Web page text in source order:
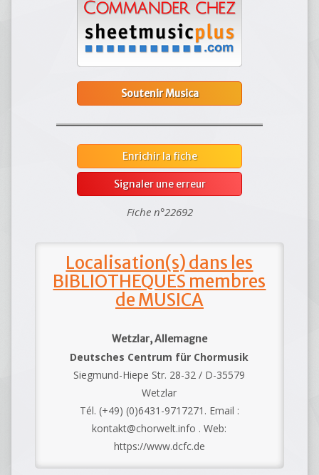
Soutenir Musica
Enrichir la fiche
Signaler une erreur
Fiche n°22692
Localisation(s) dans les
BIBLIOTHEQUES membres
de MUSICA
Wetzlar, Allemagne
Deutsches Centrum für Chormusik
Siegmund-Hiepe Str. 28-32 / D-35579
Wetzlar
Tél. (+49) (0)6431-9717271. Email :
kontakt@chorwelt.info . Web:
https://www.dcfc.de